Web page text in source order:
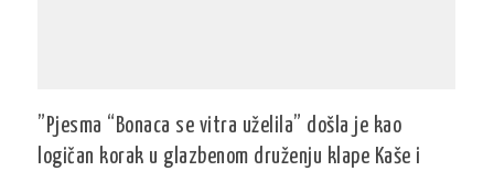
”Pjesma “Bonaca se vitra uželila” došla je kao
logičan korak u glazbenom druženju klape Kaše i